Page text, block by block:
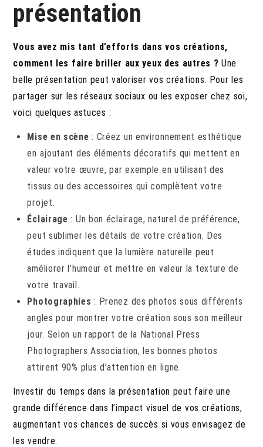
présentation
Vous avez mis tant d’efforts dans vos créations,
comment les faire briller aux yeux des autres ? Une
belle présentation peut valoriser vos créations. Pour les
partager sur les réseaux sociaux ou les exposer chez soi,
voici quelques astuces :
Mise en scène : Créez un environnement esthétique
en ajoutant des éléments décoratifs qui mettent en
valeur votre œuvre, par exemple en utilisant des
tissus ou des accessoires qui complètent votre
projet.
Éclairage : Un bon éclairage, naturel de préférence,
peut sublimer les détails de votre création. Des
études indiquent que la lumière naturelle peut
améliorer l’humeur et mettre en valeur la texture de
votre travail.
Photographies : Prenez des photos sous différents
angles pour montrer votre création sous son meilleur
jour. Selon un rapport de la National Press
Photographers Association, les bonnes photos
attirent 90% plus d’attention en ligne.
Investir du temps dans la présentation peut faire une
grande différence dans l’impact visuel de vos créations,
augmentant vos chances de succès si vous envisagez de
les vendre.